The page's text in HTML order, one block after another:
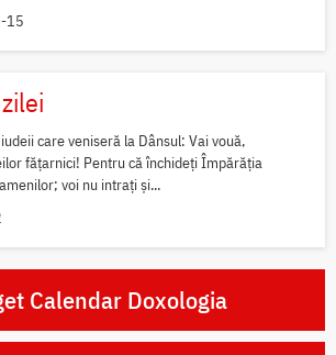
15
care veniseră la Dânsul: Vai vouă,
fățarnici! Pentru că închideți Împărăția
voi nu intrați și...
Calendar Doxologia